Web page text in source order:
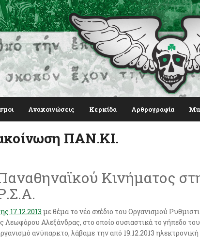
Ανακοινώσεις Κερκίδα Αρθρογραφία
ΠΑΝ.ΚΙ.
Κινήματος
17.12.2013 με θέμα το νέο σχέδιο του Οργανισμού
Λεωφόρου Αλεξάνδρας, στο οποίο ουσιαστικά το γήπεδο
ανύπαρκτο, λάβαμε την από 19.12.2013